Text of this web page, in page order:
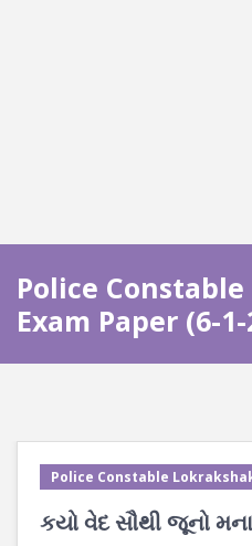
Police
Exam Paper (6-
Police Constable
કયો વેદ સૌથી જૂનો